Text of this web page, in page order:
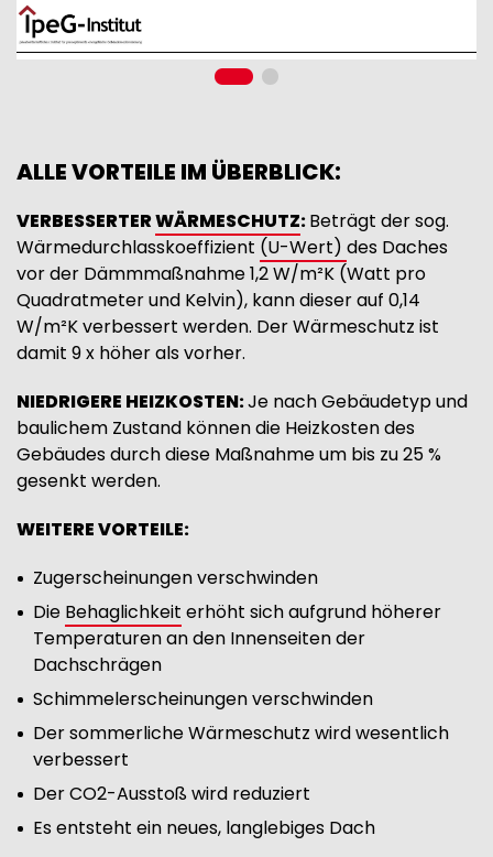
ALLE VORTEILE IM ÜBERBLICK:
VERBESSERTERWÄRMESCHUTZ:Beträgt der sog.
Wärmedurchlasskoeffizient (U-Wert) des Daches
vor der Dämmmaßnahme 1,2 W/m²K (Watt pro
Quadratmeter und Kelvin), kann dieser auf 0,14
W/m²K verbessert werden. Der Wärmeschutz ist
damit 9 x höher als vorher.
NIEDRIGERE HEIZKOSTEN:Je nach Gebäudetyp und
baulichem Zustand können die Heizkosten des
Gebäudes durch diese Maßnahme um bis zu 25 %
gesenkt werden.
WEITERE VORTEILE:
Zugerscheinungen verschwinden
Die Behaglichkeit erhöht sich aufgrund höherer
Temperaturen an den Innenseiten der
Dachschrägen
Schimmelerscheinungen verschwinden
Der sommerliche Wärmeschutz wird wesentlich
verbessert
Der CO2-Ausstoß wird reduziert
Es entsteht ein neues, langlebiges Dach